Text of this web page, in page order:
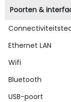
Poorten &
Ethernet LAN
Wifi
Bluetooth
USB-poort